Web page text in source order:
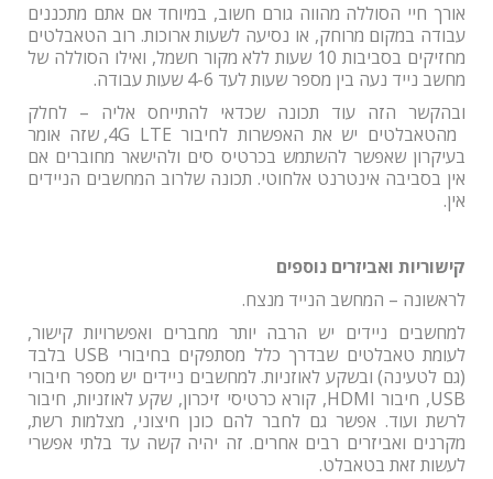
אורך חיי הסוללה מהווה גורם חשוב, במיוחד אם אתם מתכננים
עבודה במקום מרוחק, או נסיעה לשעות ארוכות. רוב הטאבלטים
מחזיקים בסביבות 10 שעות ללא מקור חשמל, ואילו הסוללה של
מחשב נייד נעה בין מספר שעות לעד 4-6 שעות עבודה.
ובהקשר הזה עוד תכונה שכדאי להתייחס אליה – לחלק
מהטאבלטים יש את האפשרות לחיבור 4G LTE, שזה אומר
בעיקרון שאפשר להשתמש בכרטיס סים ולהישאר מחוברים אם
אין בסביבה אינטרנט אלחוטי. תכונה שלרוב המחשבים הניידים
אין.
קישוריות ואביזרים נוספים
לראשונה – המחשב הנייד מנצח.
למחשבים ניידים יש הרבה יותר מחברים ואפשרויות קישור,
לעומת טאבלטים שבדרך כלל מסתפקים בחיבורי USB בלבד
(גם לטעינה) ובשקע לאוזניות. למחשבים ניידים יש מספר חיבורי
USB, חיבור HDMI, קורא כרטיסי זיכרון, שקע לאוזניות, חיבור
לרשת ועוד. אפשר גם לחבר להם כונן חיצוני, מצלמות רשת,
מקרנים ואביזרים רבים אחרים. זה יהיה קשה עד בלתי אפשרי
לעשות זאת בטאבלט.